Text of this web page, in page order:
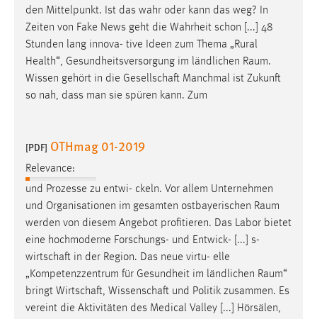
den Mittelpunkt. Ist das wahr oder kann das weg? In
Zeiten von Fake News geht die Wahrheit schon [...] 48
Stunden lang innova- tive Ideen zum Thema „Rural
Health“, Gesundheitsversorgung im ländlichen Raum.
Wissen gehört in die Gesellschaft Manchmal ist Zukunft
so nah, dass man sie spüren kann. Zum
[PDF] OTHmag 01-2019
Relevance:
und Prozesse zu entwi- ckeln. Vor allem Unternehmen
und Organisationen im gesamten ostbayerischen Raum
werden von diesem Angebot profitieren. Das Labor bietet
eine hochmoderne Forschungs- und Entwick- [...] s-
wirtschaft in der Region. Das neue virtu- elle
„Kompetenzzentrum für Gesundheit im ländlichen Raum“
bringt Wirtschaft, Wissenschaft und Politik zusammen. Es
vereint die Aktivitäten des Medical Valley [...] Hörsälen,